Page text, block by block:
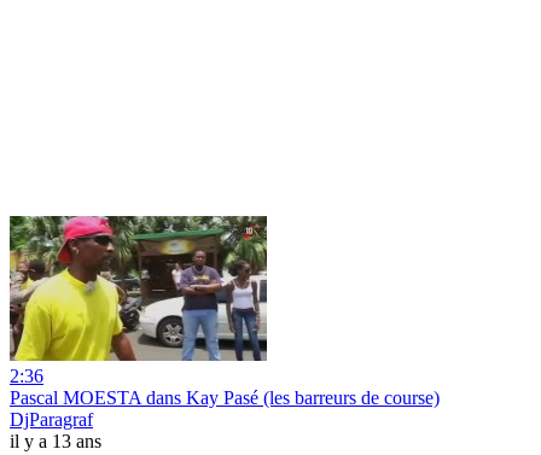
2:36
Pascal MOESTA dans Kay Pasé (les barreurs de course)
DjParagraf
il y a 13 ans